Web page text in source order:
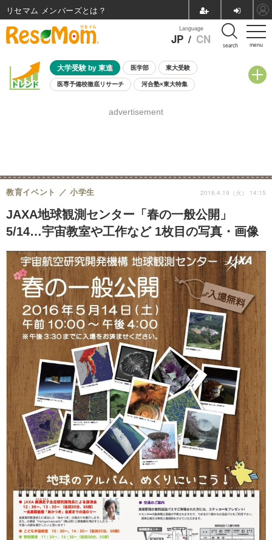
menu
Language
JP / CN search
大学受験 by 東進 医学部 東大受験
医専予備校徹底リサーチ 河合塾×東大特集
8月開催学校説明会・相談会
advertisement
JAXA地球観測センター「春の一般公開」
5/14…宇宙教室や工作など 1枚目の写真・画像
教育イベント 小学生 2016.4.19（火） 14:15
リセマム メンバーズ